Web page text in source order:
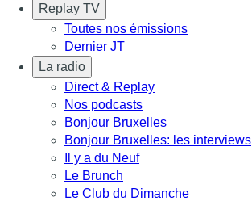
Replay TV
Toutes nos émissions
Dernier JT
La radio
Direct & Replay
Nos podcasts
Bonjour Bruxelles
Bonjour Bruxelles: les interviews
Il y a du Neuf
Le Brunch
Le Club du Dimanche